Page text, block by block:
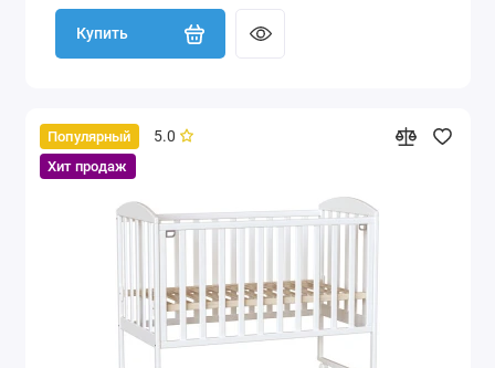
Купить
Популярный
Хит продаж
5.0